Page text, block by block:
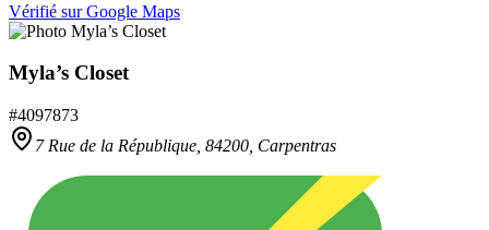
Vérifié sur Google Maps
Myla’s Closet
#4097873
7 Rue de la République, 84200 Carpentras